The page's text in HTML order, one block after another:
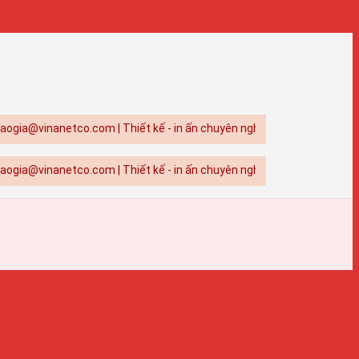
| Thiết kế - in ấn chuyên nghiệp tại TPHCM
| Thiết kế - in ấn chuyên nghiệp tại TPHCM